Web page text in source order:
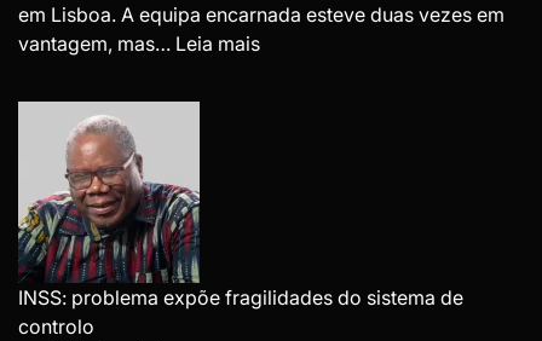
em Lisboa. A equipa encarnada esteve duas vezes em
vantagem, mas… Leia mais:
na
INSS: problema expõe fragilidades do sistema de
controlo